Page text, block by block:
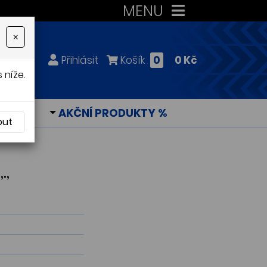
MENU
Přihlásit Košík 0 0 Kč
AKČNÍ PRODUKTY %
×
níže.